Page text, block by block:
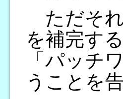
ただそれ
を補完す
「パッチ
うことを